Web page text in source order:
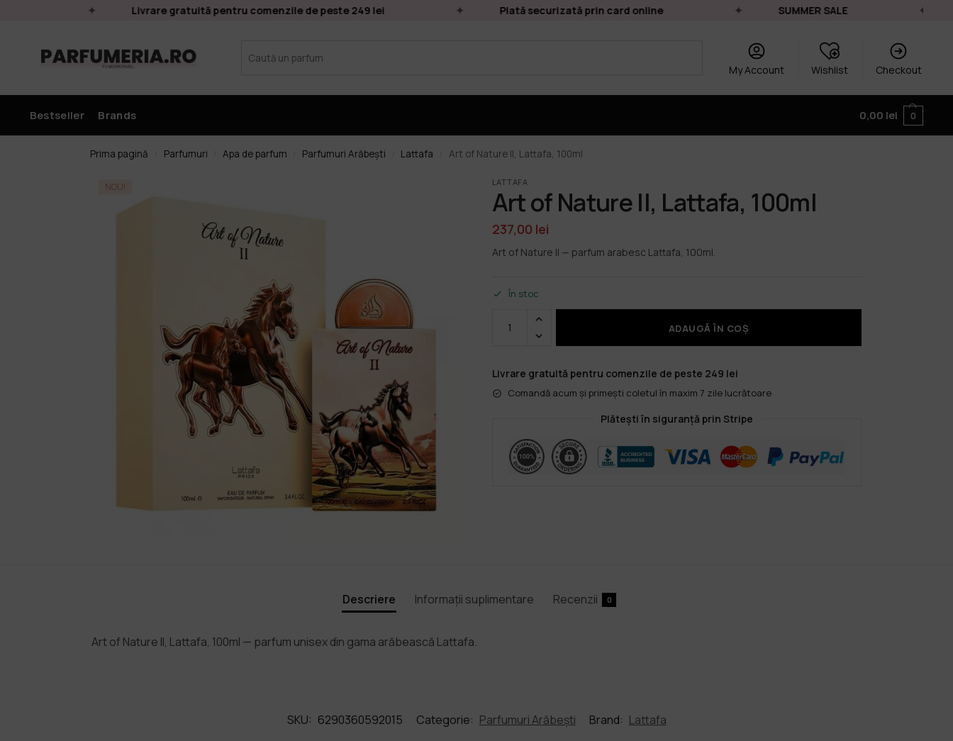
Livrare gratuită pentru comenzile de peste 249 lei Plată securizată prin card online SUMMER SALE
My Account Wishlist Checkout
Bestseller Brands 0,00 lei 0
Prima pagină Parfumuri Apa de parfum Parfumuri Arăbești Lattafa Art of Nature II, Lattafa, 100ml
NOU! LATTAFA
Art of Nature II, Lattafa, 100ml
237,00 lei
Art of Nature II — parfum arabesc Lattafa, 100ml.
În stoc
ADAUGĂ ÎN COȘ
Livrare gratuită pentru comenzile de peste 249 lei
Comandă acum și primești coletul în maxim 7 zile lucrătoare
Plătești în siguranță prin Stripe
Descriere Informații suplimentare Recenzii 0
Art of Nature II, Lattafa, 100ml — parfum unisex din gama arăbească Lattafa.
SKU: 6290360592015 Categorie: Parfumuri Arăbești Brand: Lattafa